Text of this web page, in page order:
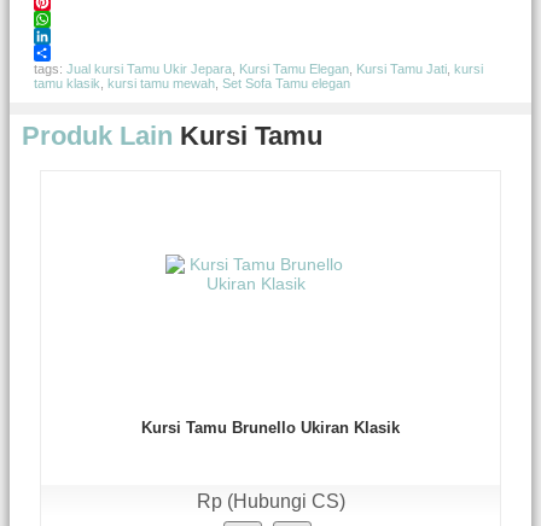
Pinterest
WhatsApp
LinkedIn
Share
tags: Jual kursi Tamu Ukir Jepara Kursi Tamu Elegan Kursi Tamu Jati kursi
tamu klasik
kursi tamu mewah Set Sofa Tamu elegan
Produk Lain Kursi Tamu
Kursi Tamu Brunello Ukiran Klasik
Rp (Hubungi CS)